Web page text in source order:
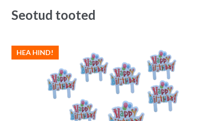
Seotud tooted
HEA HIND!